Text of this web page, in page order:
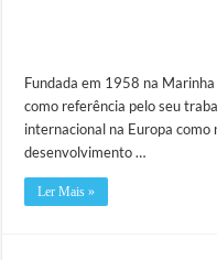
Fundada em 1958 na
como referência pelo seu
internacional na Europa
desenvolvimento …
Ler Mais »